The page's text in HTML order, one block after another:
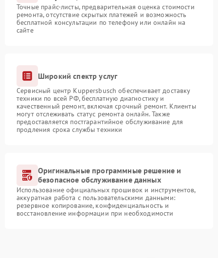
Точные прайс-листы, предварительная оценка стоимости
ремонта, отсутствие скрытых платежей и возможность
бесплатной консультации по телефону или онлайн на
сайте
Широкий спектр услуг
Сервисный центр Kuppersbusch обеспечивает доставку
техники по всей РФ, бесплатную диагностику и
качественный ремонт, включая срочный ремонт. Клиенты
могут отслеживать статус ремонта онлайн. Также
предоставляется постгарантийное обслуживание для
продления срока службы техники
Оригинальные программные решение и
безопасное обслуживание данных
Использование официальных прошивок и инструментов,
аккуратная работа с пользовательскими данными:
резервное копирование, конфиденциальность и
восстановление информации при необходимости